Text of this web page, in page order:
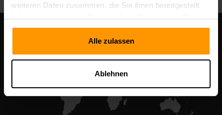
weiteren Daten zusammen, die Sie ihnen bereitgestellt
haben oder die sie im Rahmen Ihrer Nutzung der Dienste
gesammelt haben.
Alle zulassen
Ablehnen